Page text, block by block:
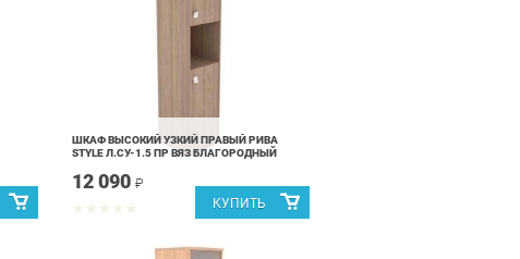
ШКАФ ВЫСОКИЙ УЗКИЙ ПРАВЫЙ РИВА
STYLE Л.СУ-1.5 ПР ВЯЗ БЛАГОРОДНЫЙ
12 090 ₽